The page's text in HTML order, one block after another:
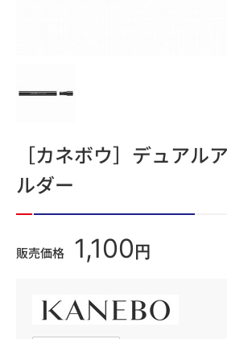
［カネボウ］デュアル
ルダー
販売価格 1,100 円